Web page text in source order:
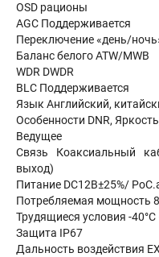
OSD рационы
AGC Поддерживается
Переключение «день/
Баланс белого ATW/MWB
WDR DWDR
BLC Поддерживается
Язык Английский,
Особенности DNR,
Ведущее
Связь Коаксиальный
выход)
Питание DC12В±25%/
Потребляемая мощность
Трудящиеся условия -
Защита IP67
Дальность воздействия